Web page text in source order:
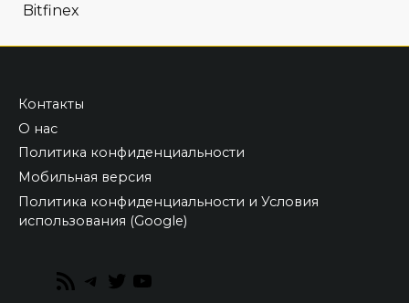
Bitfinex
Контакты
О нас
Политика конфиденциальности
Мобильная версия
Политика конфиденциальности и Условия
использования (Google)
RSS
Telegram
Twitter